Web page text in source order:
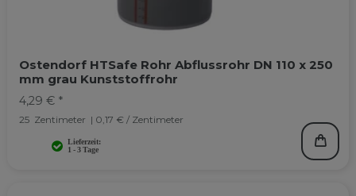
Ostendorf HTSafe Rohr Abflussrohr DN 110 x 250
mm grau Kunststoffrohr
4,29 € *
25 Zentimeter | 0,17 € / Zentimeter